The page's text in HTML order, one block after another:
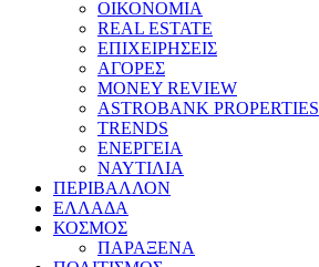
ΟΙΚΟΝΟΜΙΑ
REAL ESTATE
ΕΠΙΧΕΙΡΗΣΕΙΣ
ΑΓΟΡΕΣ
MONEY REVIEW
ASTROBANK PROPERTIES
TRENDS
ΕΝΕΡΓΕΙΑ
ΝΑΥΤΙΛΙΑ
ΠΕΡΙΒΑΛΛΟΝ
ΕΛΛΑΔΑ
ΚΟΣΜΟΣ
ΠΑΡΑΞΕΝΑ